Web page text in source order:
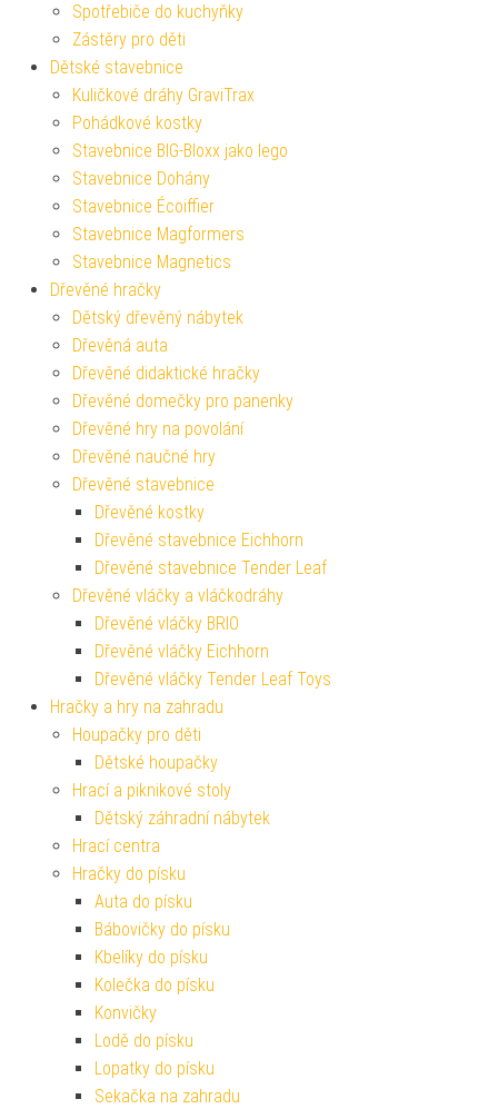
Spotřebiče do kuchyňky
Zástěry pro děti
Dětské stavebnice
Kuličkové dráhy GraviTrax
Pohádkové kostky
Stavebnice BIG-Bloxx jako lego
Stavebnice Dohány
Stavebnice Écoiffier
Stavebnice Magformers
Stavebnice Magnetics
Dřevěné hračky
Dětský dřevěný nábytek
Dřevěná auta
Dřevěné didaktické hračky
Dřevěné domečky pro panenky
Dřevěné hry na povolání
Dřevěné naučné hry
Dřevěné stavebnice
Dřevěné kostky
Dřevěné stavebnice Eichhorn
Dřevěné stavebnice Tender Leaf
Dřevěné vláčky a vláčkodráhy
Dřevěné vláčky BRIO
Dřevěné vláčky Eichhorn
Dřevěné vláčky Tender Leaf Toys
Hračky a hry na zahradu
Houpačky pro děti
Dětské houpačky
Hrací a piknikové stoly
Dětský záhradní nábytek
Hrací centra
Hračky do písku
Auta do písku
Bábovičky do písku
Kbelíky do písku
Kolečka do písku
Konvičky
Lodě do písku
Lopatky do písku
Sekačka na zahradu